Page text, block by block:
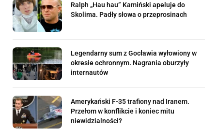
Ralph „Hau hau” Kamiński apeluje do
Skolima. Padły słowa o przeprosinach
Legendarny sum z Gocławia wyłowiony w
okresie ochronnym. Nagrania oburzyły
internautów
Amerykański F-35 trafiony nad Iranem.
Przełom w konflikcie i koniec mitu
niewidzialności?